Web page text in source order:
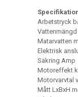
Matarvatten
Elektrisk
Mått